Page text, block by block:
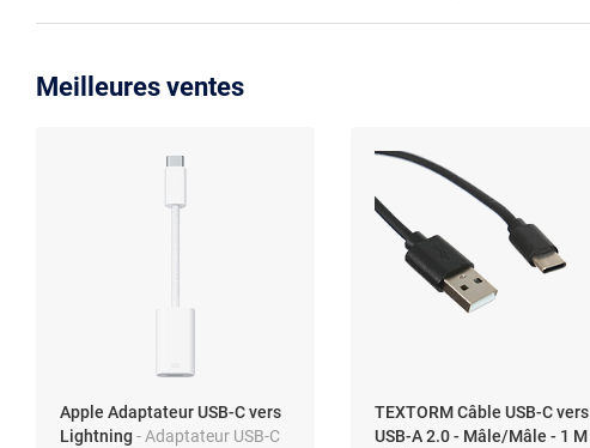
Meilleures ventes
Apple Adaptateur USB-C vers
Lightning - Adaptateur USB-C
TEXTORM Câble USB-C vers
USB-A 2.0 - Mâle/Mâle - 1 M